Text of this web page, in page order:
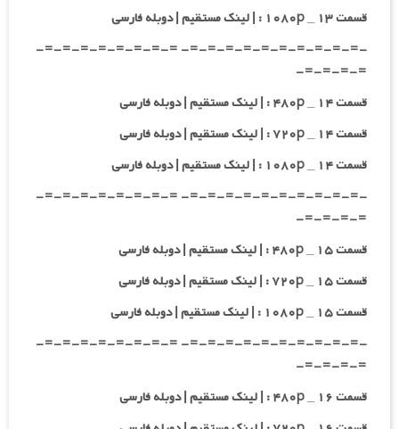
قسمت ۱۳ _ ۱۰۸۰p : | لینک مستقیم | دوبله فارسی
-=-=-=-=-=-=-=-=-=-=- =-=-=-=-=-=-=-=-
=-=-=-=-
قسمت ۱۴ _ ۴۸۰p : | لینک مستقیم | دوبله فارسی
قسمت ۱۴ _ ۷۲۰p : | لینک مستقیم | دوبله فارسی
قسمت ۱۴ _ ۱۰۸۰p : | لینک مستقیم | دوبله فارسی
-=-=-=-=-=-=-=-=-=-=- =-=-=-=-=-=-=-=-
=-=-=-=-
قسمت ۱۵ _ ۴۸۰p : | لینک مستقیم | دوبله فارسی
قسمت ۱۵ _ ۷۲۰p : | لینک مستقیم | دوبله فارسی
قسمت ۱۵ _ ۱۰۸۰p : | لینک مستقیم | دوبله فارسی
-=-=-=-=-=-=-=-=-=-=- =-=-=-=-=-=-=-=-
=-=-=-=-
قسمت ۱۶ _ ۴۸۰p : | لینک مستقیم | دوبله فارسی